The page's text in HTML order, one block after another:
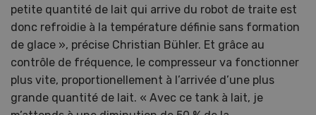
petite quantité de lait qui arrive du robot de traite est
donc refroidie à la température définie sans formation
de glace », précise Christian Bühler. Et grâce au
contrôle de fréquence, le compresseur va fonctionner
plus vite, proportionellement à l’arrivée d’une plus
grande quantité de lait. « Avec ce tank à lait, je